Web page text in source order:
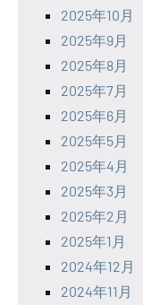
2025年10月
2025年9月
2025年8月
2025年7月
2025年6月
2025年5月
2025年4月
2025年3月
2025年2月
2025年1月
2024年12月
2024年11月